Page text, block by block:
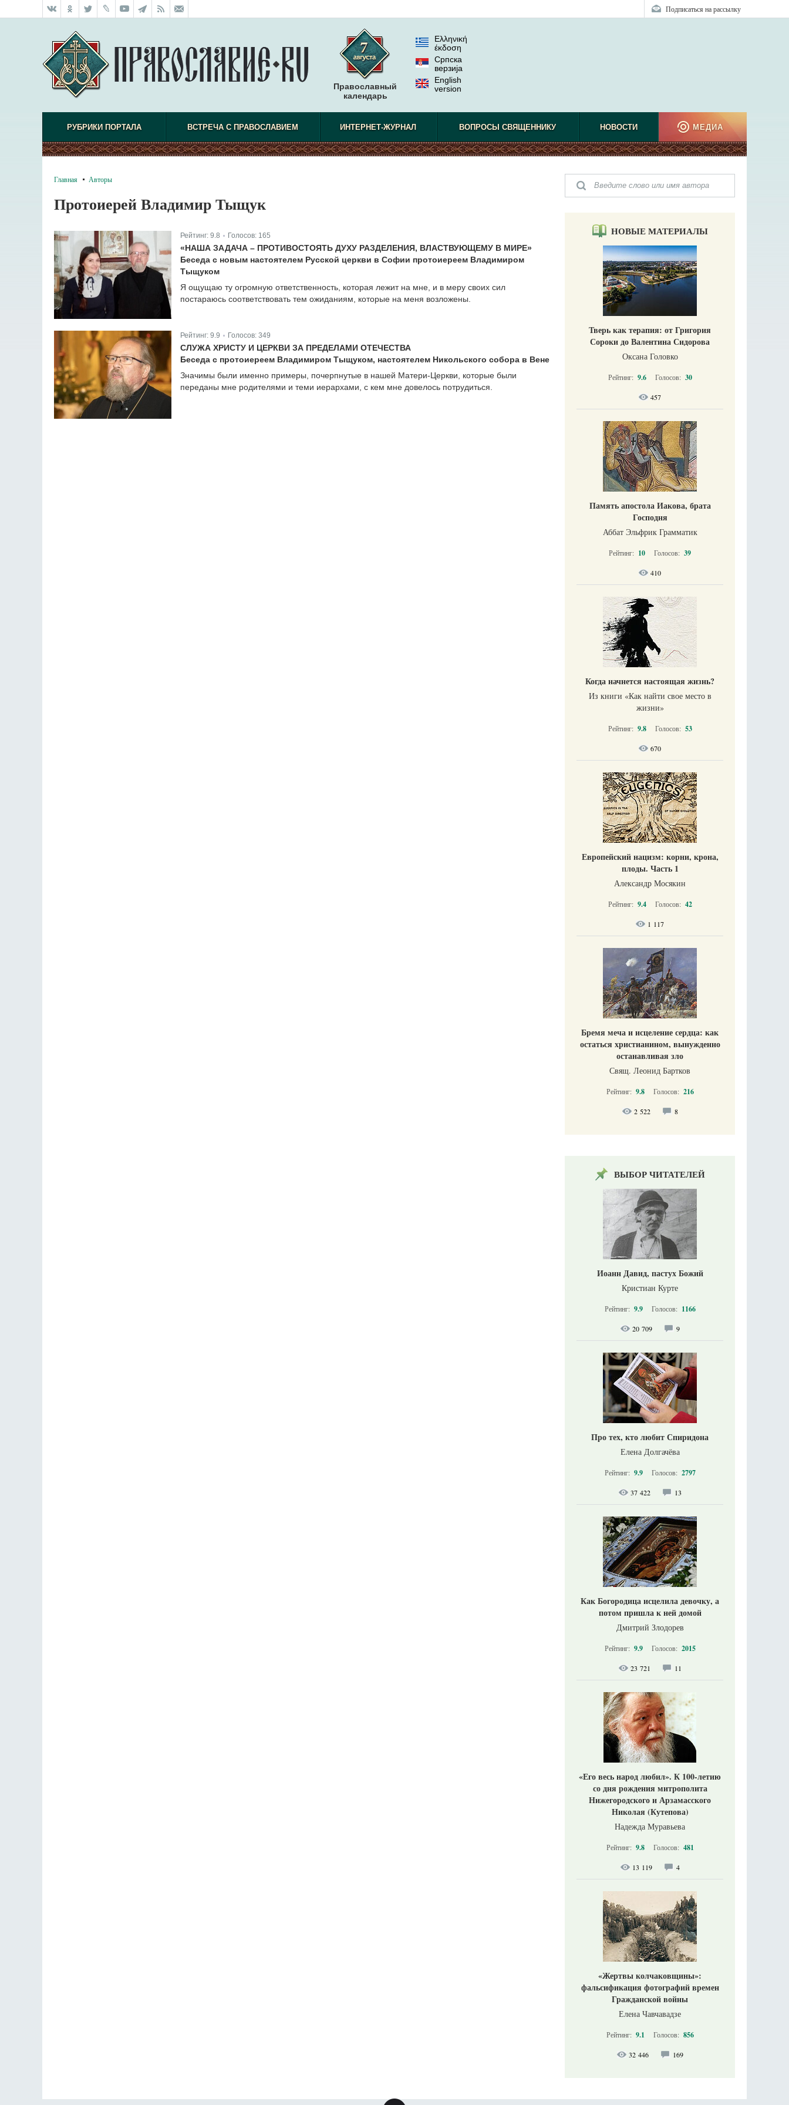
Подписаться на рассылку
Православный
календарь
Ελληνική
έκδοση
Српска
верзиjа
English
version
РУБРИКИ ПОРТАЛА ВСТРЕЧА С ПРАВОСЛАВИЕМ ИНТЕРНЕТ-ЖУРНАЛ ВОПРОСЫ СВЯЩЕННИКУ НОВОСТИ МЕДИА
Главная Авторы
Протоиерей Владимир Тыщук
Рейтинг: 9.8 Голосов: 165
«НАША ЗАДАЧА – ПРОТИВОСТОЯТЬ ДУХУ РАЗДЕЛЕНИЯ, ВЛАСТВУЮЩЕМУ В МИРЕ»
Беседа с новым настоятелем Русской церкви в Софии протоиереем Владимиром
Тыщуком
Я ощущаю ту огромную ответственность, которая лежит на мне, и в меру своих сил
постараюсь соответствовать тем ожиданиям, которые на меня возложены.
Рейтинг: 9.9 Голосов: 349
СЛУЖА ХРИСТУ И ЦЕРКВИ ЗА ПРЕДЕЛАМИ ОТЕЧЕСТВА
Беседа с протоиереем Владимиром Тыщуком, настоятелем Никольского собора в Вене
Значимы были именно примеры, почерпнутые в нашей Матери-Церкви, которые были
переданы мне родителями и теми иерархами, с кем мне довелось потрудиться.
НОВЫЕ МАТЕРИАЛЫ
Тверь как терапия: от Григория
Сороки до Валентина Сидорова
Оксана Головко
Рейтинг: 9.6 Голосов: 30
457
Память апостола Иакова, брата
Господня
Аббат Эльфрик Грамматик
Рейтинг: 10 Голосов: 39
410
Когда начнется настоящая жизнь?
Из книги «Как найти свое место в
жизни​»
Рейтинг: 9.8 Голосов: 53
670
Европейский нацизм: корни, крона,
плоды. Часть 1
Александр Мосякин
Рейтинг: 9.4 Голосов: 42
1 117
Бремя меча и исцеление сердца: как
остаться христианином, вынужденно
останавливая зло
Свящ. Леонид Бартков
Рейтинг: 9.8 Голосов: 216
2 522 8
ВЫБОР ЧИТАТЕЛЕЙ
Иоанн Давид, пастух Божий
Кристиан Курте
Рейтинг: 9.9 Голосов: 1166
20 709 9
Про тех, кто любит Спиридона
Елена Долгачёва
Рейтинг: 9.9 Голосов: 2797
37 422 13
Как Богородица исцелила девочку, а
потом пришла к ней домой
Дмитрий Злодорев
Рейтинг: 9.9 Голосов: 2015
23 721 11
«Его весь народ любил». К 100-летию
со дня рождения митрополита
Нижегородского и Арзамасского
Николая (Кутепова)
Надежда Муравьева
Рейтинг: 9.8 Голосов: 481
13 119 4
«Жертвы колчаковщины»:
фальсификация фотографий времен
Гражданской войны
Елена Чавчавадзе
Рейтинг: 9.1 Голосов: 856
32 446 169